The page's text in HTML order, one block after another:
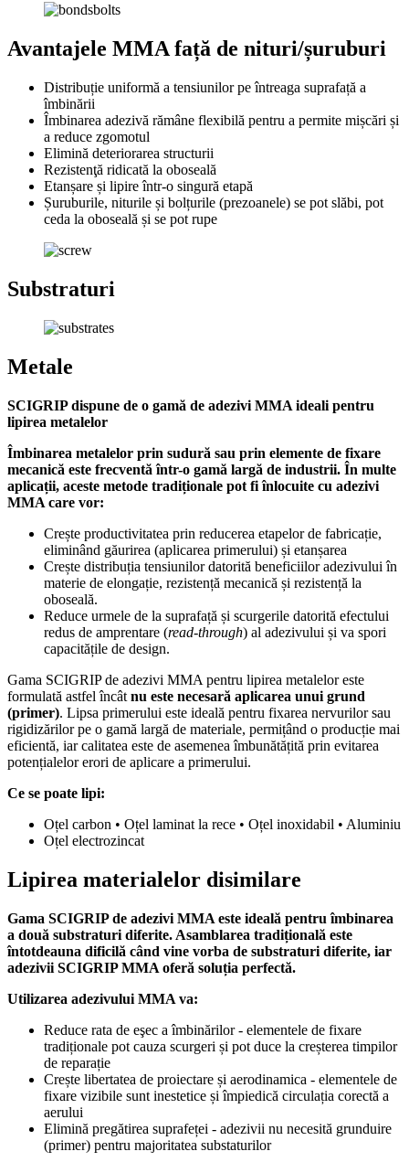
Avantajele MMA față de nituri/șuruburi
Distribuție uniformă a tensiunilor pe întreaga suprafață a
îmbinării
Îmbinarea adezivă rămâne flexibilă pentru a permite mișcări și
a reduce zgomotul
Elimină deteriorarea structurii
Rezistenţă ridicată la oboseală
Etanșare și lipire într-o singură etapă
Șuruburile, niturile și bolțurile (prezoanele) se pot slăbi, pot
ceda la oboseală și se pot rupe
Substraturi
Metale
SCIGRIP dispune de o gamă de adezivi MMA ideali pentru
lipirea metalelor
Îmbinarea metalelor prin sudură sau prin elemente de fixare
mecanică este frecventă într-o gamă largă de industrii. În multe
aplicații, aceste metode tradiționale pot fi înlocuite cu adezivi
MMA care vor:
Crește productivitatea prin reducerea etapelor de fabricație,
eliminând găurirea (aplicarea primerului) și etanșarea
Crește distribuția tensiunilor datorită beneficiilor adezivului în
materie de elongație, rezistență mecanică și rezistență la
oboseală.
Reduce urmele de la suprafață și scurgerile datorită efectului
redus de amprentare (read-through) al adezivului și va spori
capacitățile de design.
Gama SCIGRIP de adezivi MMA pentru lipirea metalelor este
formulată astfel încât nu este necesară aplicarea unui grund
(primer). Lipsa primerului este ideală pentru fixarea nervurilor sau
rigidizărilor pe o gamă largă de materiale, permițând o producție mai
eficientă, iar calitatea este de asemenea îmbunătățită prin evitarea
potențialelor erori de aplicare a primerului.
Ce se poate lipi:
Oțel carbon • Oțel laminat la rece • Oțel inoxidabil • Aluminiu
Oțel electrozincat
Lipirea materialelor disimilare
Gama SCIGRIP de adezivi MMA este ideală pentru îmbinarea
a două substraturi diferite. Asamblarea tradițională este
întotdeauna dificilă când vine vorba de substraturi diferite, iar
adezivii SCIGRIP MMA oferă soluția perfectă.
Utilizarea adezivului MMA va:
Reduce rata de eşec a îmbinărilor - elementele de fixare
tradiționale pot cauza scurgeri și pot duce la creșterea timpilor
de reparație
Crește libertatea de proiectare și aerodinamica - elementele de
fixare vizibile sunt inestetice și împiedică circulația corectă a
aerului
Elimină pregătirea suprafeței - adezivii nu necesită grunduire
(primer) pentru majoritatea substaturilor